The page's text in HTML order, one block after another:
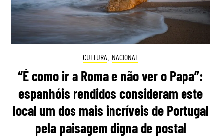
CULTURA , NACIONAL
“É como ir a Roma e não ver o Papa”:
espanhóis rendidos consideram este
local um dos mais incríveis de Portugal
pela paisagem digna de postal